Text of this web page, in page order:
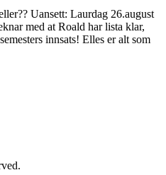
Uansett: Laurdag 26.august
med at Roald har lista klar,
innsats! Elles er alt som